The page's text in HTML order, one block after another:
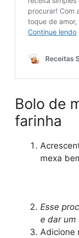
Bolo de
farinha
mexa
Esse
e dar um
Adicione